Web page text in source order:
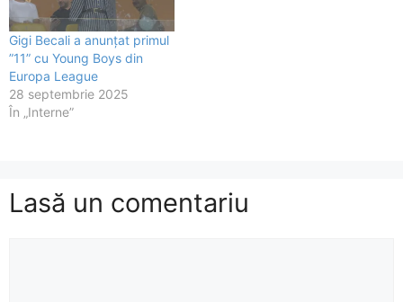
Gigi Becali a anunțat primul
”11” cu Young Boys din
Europa League
28 septembrie 2025
În „Interne”
Lasă un comentariu